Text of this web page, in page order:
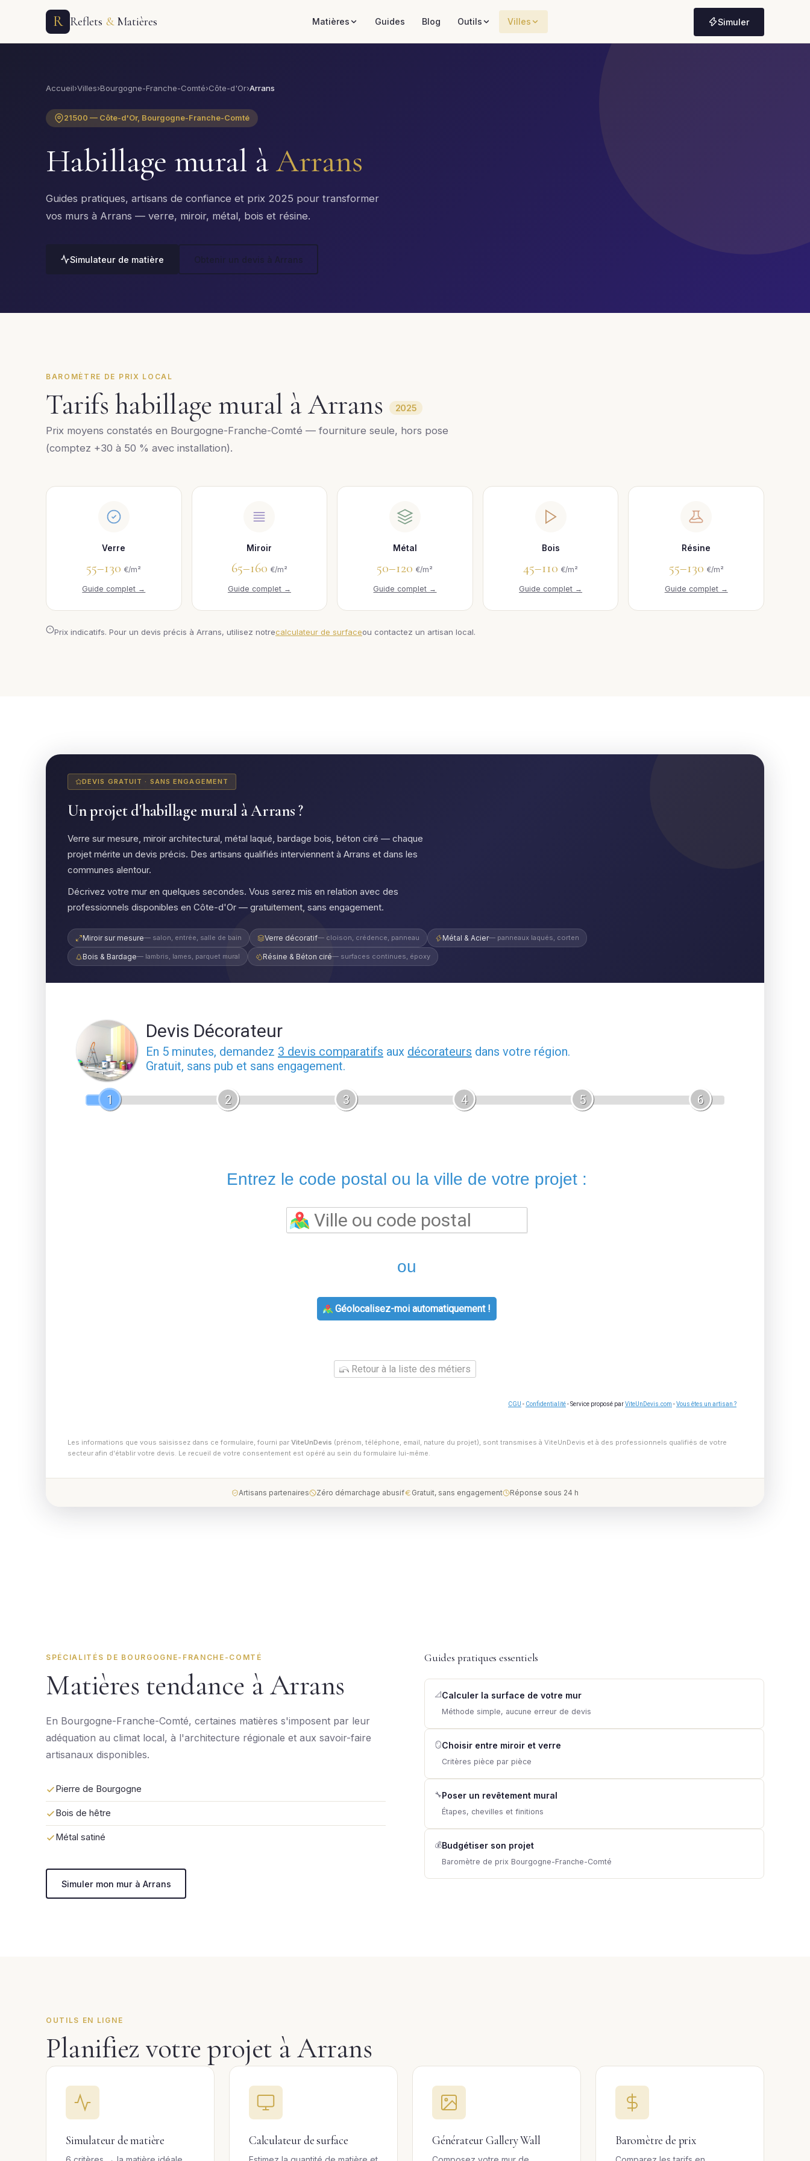
R Reflets &Matières Matières Guides Blog Outils Villes Simuler
Accueil›Villes›Bourgogne-Franche-Comté›Côte-d'Or›Arrans
21500 — Côte-d'Or, Bourgogne-Franche-Comté
Habillage mural àArrans
Guides pratiques, artisans de confiance et prix 2025 pour transformer
vos murs à Arrans — verre, miroir, métal, bois et résine.
Simulateur de matière Obtenir un devis à Arrans
BAROMÈTRE DE PRIX LOCAL
Tarifs habillage mural à Arrans 2025
Prix moyens constatés en Bourgogne-Franche-Comté — fourniture seule, hors pose
(comptez +30 à 50 % avec installation).
Verre
55–130€/m²
Guide complet →
Miroir
65–160 €/m²
Guide complet →
Métal
50–120€/m²
Guide complet →
Bois
45–110€/m²
Guide complet →
Résine
55–130 €/m²
Guide complet →
Prix indicatifs. Pour un devis précis à Arrans, utilisez notrecalculateur de surfaceou contactez un artisan local.
DEVIS GRATUIT · SANS ENGAGEMENT
Un projet d'habillage mural à Arrans ?
Verre sur mesure, miroir architectural, métal laqué, bardage bois, béton ciré — chaque
projet mérite un devis précis. Des artisans qualifiés interviennent à Arrans et dans les
communes alentour.
Décrivez votre mur en quelques secondes. Vous serez mis en relation avec des
professionnels disponibles en Côte-d'Or — gratuitement, sans engagement.
Miroir sur mesure— salon, entrée, salle de bain Verre décoratif— cloison, crédence, panneau Métal & Acier— panneaux laqués, corten
Bois & Bardage— lambris, lames, parquet mural Résine & Béton ciré— surfaces continues, époxy
Devis Décorateur
En 5 minutes, demandez 3 devis comparatifs aux décorateurs dans votre région.
Gratuit, sans pub et sans engagement.
1 2 3 4 5 6
Entrez le code postal ou la ville de votre projet :
ou
Géolocalisez-moi automatiquement !
Retour à la liste des métiers
CGU - Confidentialité- Service proposé parViteUnDevis.com -Vous êtes un artisan ?
Les informations que vous saisissez dans ce formulaire, fourni par ViteUnDevis (prénom, téléphone, email, nature du projet), sont transmises à ViteUnDevis et à des professionnels qualifiés de votre
secteur afin d'établir votre devis. Le recueil de votre consentement est opéré au sein du formulaire lui-même.
Artisans partenaires Zéro démarchage abusif Gratuit, sans engagement Réponse sous 24 h
SPÉCIALITÉS DE BOURGOGNE-FRANCHE-COMTÉ
Matières tendance à Arrans
En Bourgogne-Franche-Comté, certaines matières s'imposent par leur
adéquation au climat local, à l'architecture régionale et aux savoir-faire
artisanaux disponibles.
Pierre de Bourgogne
Bois de hêtre
Métal satiné
Simuler mon mur à Arrans
Guides pratiques essentiels
📐 Calculer la surface de votre mur
Méthode simple, aucune erreur de devis
🪞Choisir entre miroir et verre
Critères pièce par pièce
🔧Poser un revêtement mural
Étapes, chevilles et finitions
💰Budgétiser son projet
Baromètre de prix Bourgogne-Franche-Comté
OUTILS EN LIGNE
Planifiez votre projet à Arrans
Simulateur de matière Calculateur de surface Générateur Gallery Wall Baromètre de prix